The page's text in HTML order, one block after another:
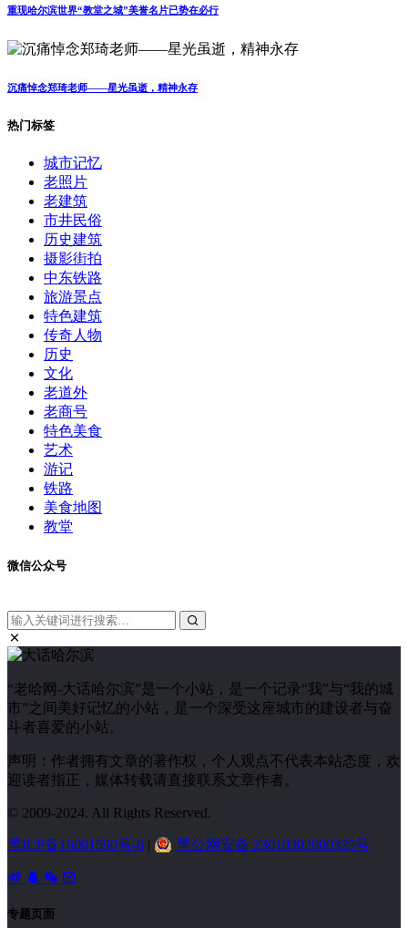
重现哈尔滨世界“教堂之城”美誉名片已势在必行
沉痛悼念郑琦老师——星光虽逝，精神永存
热门标签
城市记忆
老照片
老建筑
市井民俗
历史建筑
摄影街拍
中东铁路
旅游景点
特色建筑
传奇人物
历史
文化
老道外
老商号
特色美食
艺术
游记
铁路
美食地图
教堂
微信公众号
“老哈网-大话哈尔滨”是一个小站，是一个记录“我”与“我的城
市”之间美好记忆的小站，是一个深受这座城市的建设者与奋
斗者喜爱的小站。
声明：作者拥有文章的著作权，个人观点不代表本站态度，欢
迎读者指正，媒体转载请直接联系文章作者。
© 2009-2024. All Rights Reserved.
黑ICP备16001590号-6 | 黑公网安备 23010302000329号
专题页面